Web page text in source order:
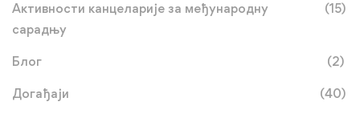
Активности канцеларије за међународну
сарадњу
(15)
Блог (2)
Догађаји (40)